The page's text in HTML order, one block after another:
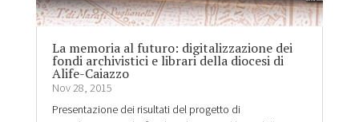
La memoria al futuro: digitalizzazione dei
fondi archivistici e librari della diocesi di
Alife-Caiazzo
Nov 28, 2015
Presentazione dei risultati del progetto di